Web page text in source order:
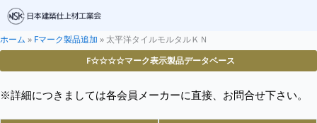
ホーム » Fマーク製品追加 » 太平洋タイルモルタルＫＮ
F☆☆☆☆マーク表示製品データベース
※詳細につきましては各会員メーカーに直接、お問合せ下さい。